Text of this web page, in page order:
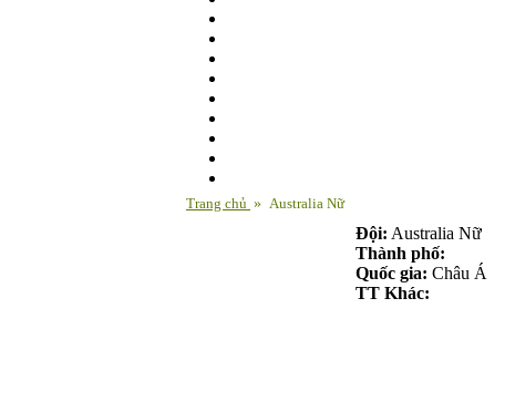
Trang chủ » Australia Nữ
Đội: Australia Nữ
Thành phố:
Quốc gia: Châu Á
TT Khác: